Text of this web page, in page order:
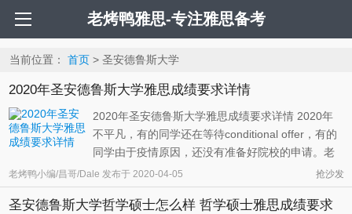
老烤鸭雅思-专注雅思备考
当前位置： 首页> 圣安德鲁斯大学
2020年圣安德鲁斯大学雅思成绩要求详情
2020年圣安德鲁斯大学雅思成绩要求详情 2020年
不平凡，有的同学还在等待conditional offer，有的
同学由于疫情原因，还没有准备好院校的申请。老
烤鸭雅思小编今天就针对英国University of St
Andrews（圣安德鲁斯大学）各个专业的雅思要求
情况做一个详细的整理，希望能够帮助到更多打算
老烤鸭小编/昌哥/Dale 发布于 2020-04-05 抢沙发
圣安德鲁斯大学哲学硕士怎么样 哲学硕士雅思成绩要求